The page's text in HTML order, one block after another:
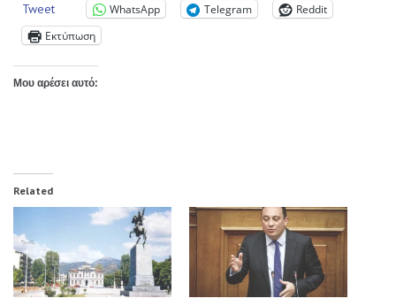
Tweet WhatsApp Telegram
Reddit
Εκτύπωση
Μου αρέσει αυτό:
Related